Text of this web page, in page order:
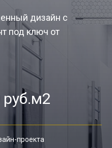
дизайн с
под ключ от
проекта